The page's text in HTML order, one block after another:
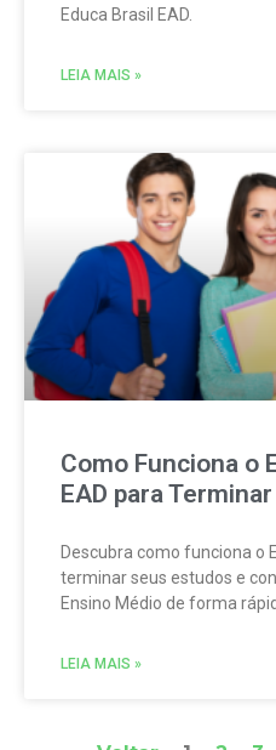
Educa Brasil EAD.
LEIA MAIS »
Como Funciona o
EAD para
Descubra como funciona o
terminar seus estudos e
Ensino Médio de forma
LEIA MAIS »